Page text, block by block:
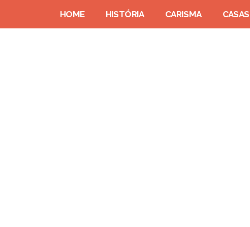
HOME HISTÓRIA CARISMA CASAS